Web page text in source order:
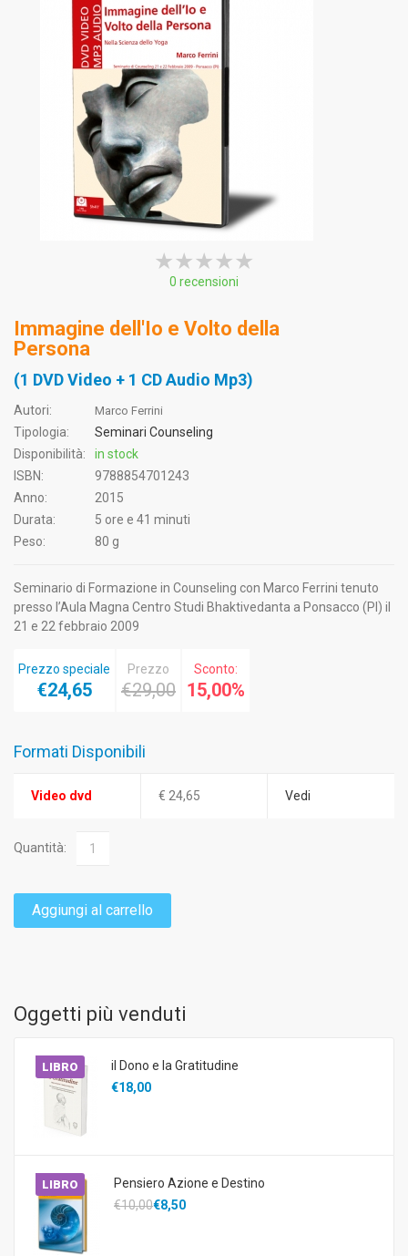
★★★★★
★★★★★
★★★★★
0 recensioni
Immagine dell'Io e Volto della
Persona
(1 DVD Video + 1 CD Audio Mp3)
Autori: Marco Ferrini
Tipologia:
Seminari Counseling
Disponibilità:
in stock
ISBN:
9788854701243
Anno:
2015
Durata:
5 ore e 41 minuti
Peso:
80 g
Seminario di Formazione in Counseling con Marco Ferrini tenuto
presso l’Aula Magna Centro Studi Bhaktivedanta a Ponsacco (PI) il
21 e 22 febbraio 2009
Prezzo speciale
€24,65
Prezzo
€29,00
Sconto:
15,00%
Formati Disponibili
Video dvd € 24,65 Vedi
Quantità:
Aggiungi al carrello
Oggetti più venduti
LIBRO
il Dono e la Gratitudine
€18,00
LIBRO
Pensiero Azione e Destino
€10,00€8,50